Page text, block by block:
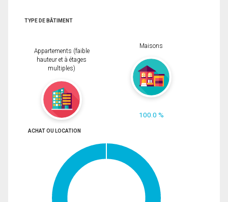
TYPE DE BÂTIMENT
Appartements (faible
hauteur et à étages
multiples)
Maisons
100.0 %
ACHAT OU LOCATION